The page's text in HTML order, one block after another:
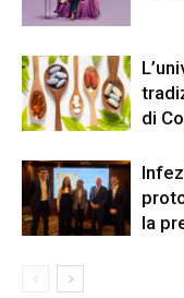
di
la